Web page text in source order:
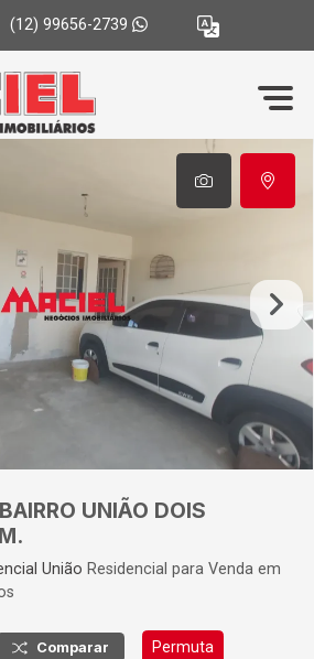
(12) 99656-2739
UNIÃO DOIS
União Residencial para Venda em
Comparar Permuta